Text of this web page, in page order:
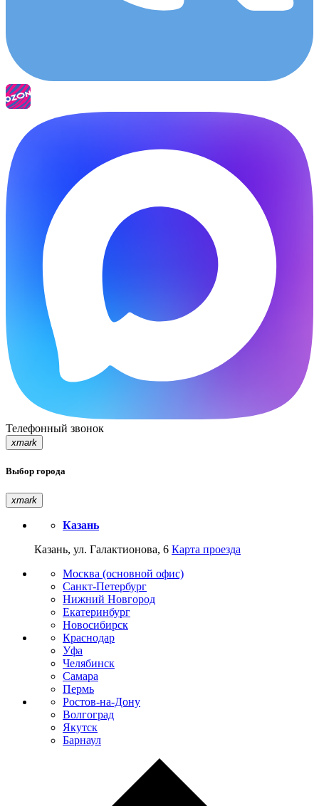
Телефонный звонок
xmark
Выбор города
xmark
Казань
Казань, ул. Галактионова, 6 Карта проезда
Москва (основной офис)
Санкт-Петербург
Нижний Новгород
Екатеринбург
Новосибирск
Краснодар
Уфа
Челябинск
Самара
Пермь
Ростов-на-Дону
Волгоград
Якутск
Барнаул